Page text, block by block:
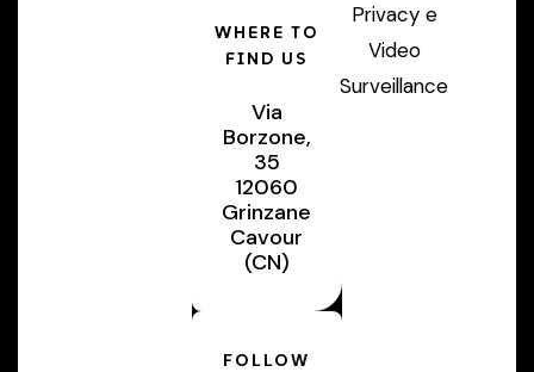
WHERE TO
FIND US
Via
Borzone,
35
12060
Grinzane
Cavour
(CN)
FOLLOW
Privacy e
Video
Surveillance